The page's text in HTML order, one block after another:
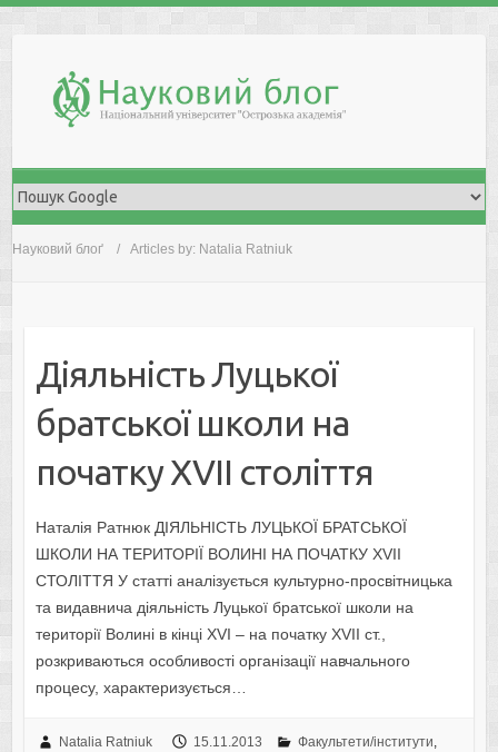
Науковий блоґ Articles by: Natalia Ratniuk
Діяльність Луцької
братської школи на
початку XVII століття
Наталія Ратнюк ДІЯЛЬНІСТЬ ЛУЦЬКОЇ БРАТСЬКОЇ
ШКОЛИ НА ТЕРИТОРІЇ ВОЛИНІ НА ПОЧАТКУ XVII
СТОЛІТТЯ У статті аналізується культурно-просвітницька
та видавнича діяльність Луцької братської школи на
території Волині в кінці XVI – на початку XVII ст.,
розкриваються особливості організації навчального
процесу, характеризується…
Natalia Ratniuk 15.11.2013 Факультети/інститути,